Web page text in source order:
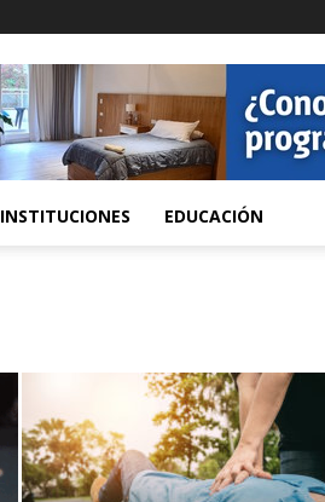
INSTITUCIONES EDUCACIÓN